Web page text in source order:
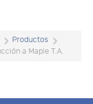
Productos
a Maple T.A.